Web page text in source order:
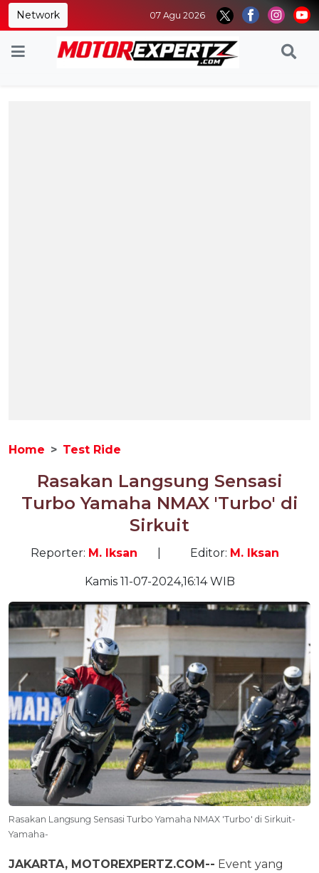
Network 07 Agu 2026
Home Test Ride
Rasakan Langsung Sensasi
Turbo Yamaha NMAX 'Turbo' di
Sirkuit
Reporter: M. Iksan Editor: M. Iksan
Kamis 11-07-2024,16:14 WIB
Rasakan Langsung Sensasi Turbo Yamaha NMAX 'Turbo' di Sirkuit-
Yamaha-
JAKARTA, MOTOREXPERTZ.COM-- Event yang